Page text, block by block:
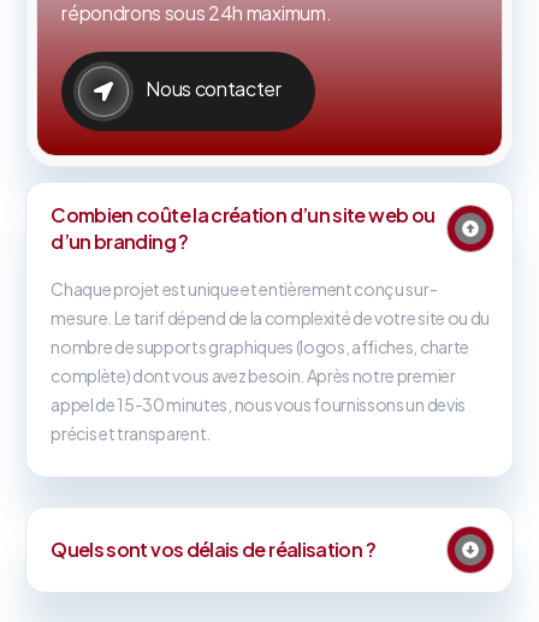
répondrons sous 24h maximum.
Nous contacter
Combien coûte la création d’un site web ou
d’un branding ?
Chaque projet est unique et entièrement conçu sur-
mesure. Le tarif dépend de la complexité de votre site ou du
nombre de supports graphiques (logos, affiches, charte
complète) dont vous avez besoin. Après notre premier
appel de 15-30 minutes, nous vous fournissons un devis
précis et transparent.
Quels sont vos délais de réalisation ?